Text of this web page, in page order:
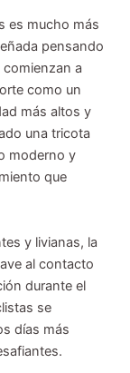
es mucho más
pensando
a
como un
más altos y
una tricota
moderno y
que
y livianas, la
al contacto
durante el
se
días más